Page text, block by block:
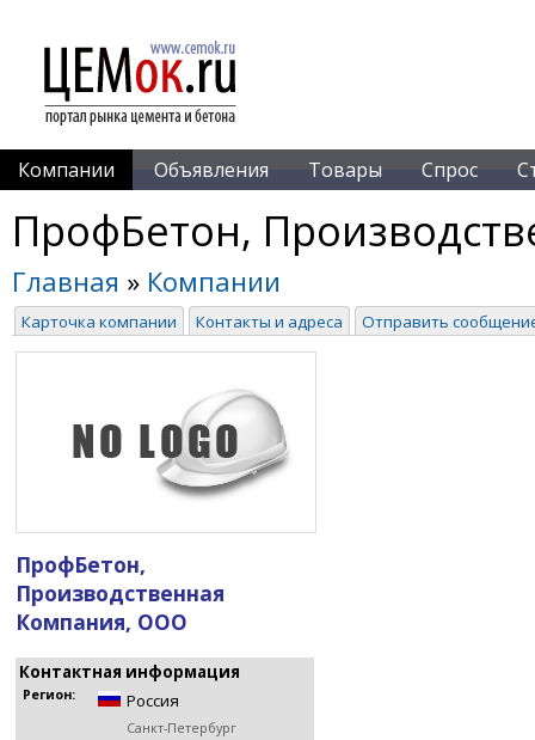
Компании Объявления Товары Спрос
ПрофБетон,
Главная » Компании
Карточка компании Контакты и адреса Отправить
ПрофБетон,
Производственная
Компания, ООО
Контактная информация
Регион: Россия
Санкт-Петербург